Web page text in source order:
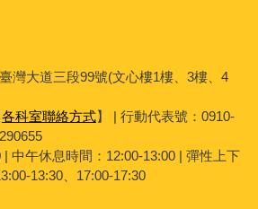
灣大道三段99號(文心樓1樓、3樓、4
各科室聯絡方式】 | 行動代表號：0910-
中午休息時間：12:00-13:00 | 彈性上下
13:30、17:00-17:30